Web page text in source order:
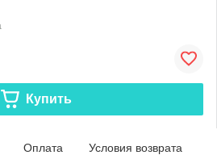
Купить
Оплата Условия возврата